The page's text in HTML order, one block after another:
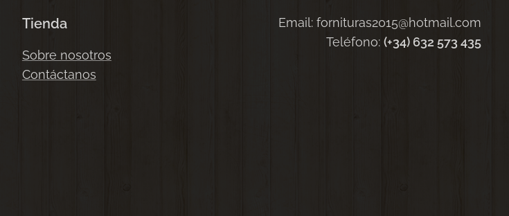
Tienda
Sobre nosotros
Contáctanos
Email: fornituras2015@hotmail.com
Teléfono: (+34) 632 573 435